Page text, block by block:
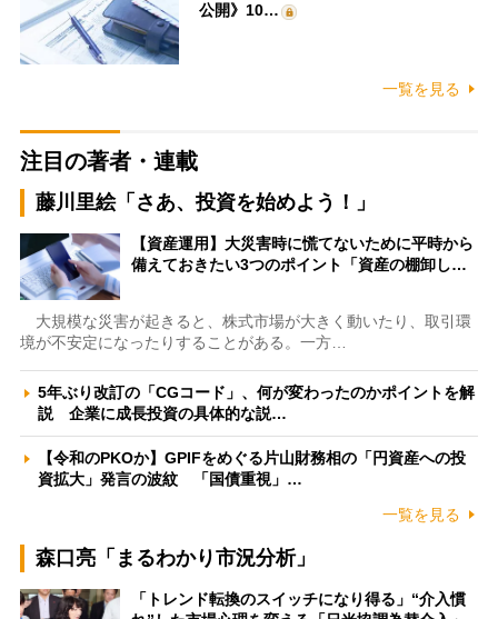
公開》10…
一覧を見る
注目の著者・連載
藤川里絵「さあ、投資を始めよう！」
【資産運用】大災害時に慌てないために平時から
備えておきたい3つのポイント「資産の棚卸し…
大規模な災害が起きると、株式市場が大きく動いたり、取引環
境が不安定になったりすることがある。一方…
5年ぶり改訂の「CGコード」、何が変わったのかポイントを解
説 企業に成長投資の具体的な説…
【令和のPKOか】GPIFをめぐる片山財務相の「円資産への投
資拡大」発言の波紋 「国債重視」…
一覧を見る
森口亮「まるわかり市況分析」
「トレンド転換のスイッチになり得る」“介入慣